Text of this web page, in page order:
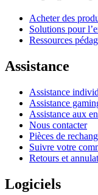
Acheter des
Solutions pour
Ressources
Assistance
Assistance
Assistance
Assistance aux
Nous contacter
Pièces de
Suivre votre
Retours et
Logiciels